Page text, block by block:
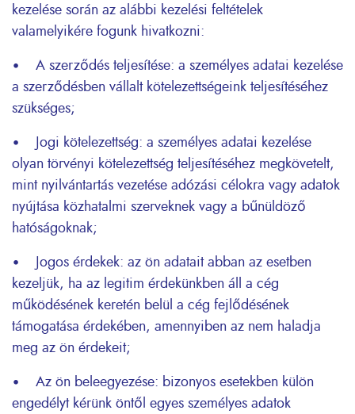
kezelése során az alábbi kezelési feltételek
valamelyikére fogunk hivatkozni:
• A szerződés teljesítése: a személyes adatai kezelése
a szerződésben vállalt kötelezettségeink teljesítéséhez
szükséges;
• Jogi kötelezettség: a személyes adatai kezelése
olyan törvényi kötelezettség teljesítéséhez megkövetelt,
mint nyilvántartás vezetése adózási célokra vagy adatok
nyújtása közhatalmi szerveknek vagy a bűnüldöző
hatóságoknak;
• Jogos érdekek: az ön adatait abban az esetben
kezeljük, ha az legitim érdekünkben áll a cég
működésének keretén belül a cég fejlődésének
támogatása érdekében, amennyiben az nem haladja
meg az ön érdekeit;
• Az ön beleegyezése: bizonyos esetekben külön
engedélyt kérünk öntől egyes személyes adatok